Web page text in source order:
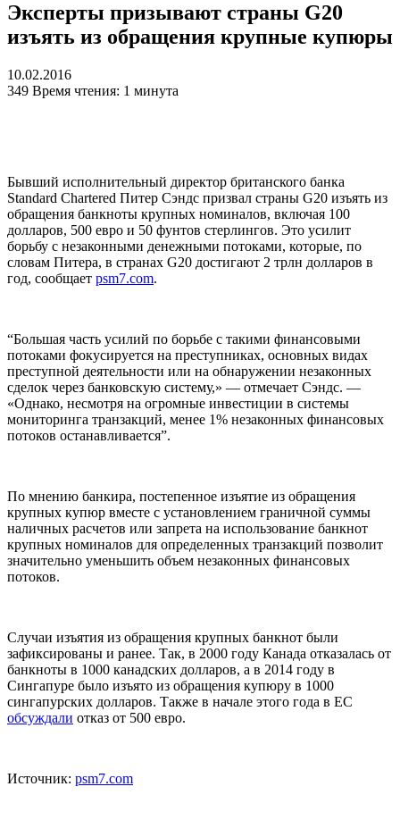
Эксперты призывают страны G20
изъять из обращения крупные купюры
10.02.2016
349 Время чтения: 1 минута
Бывший исполнительный директор британского банка
Standard Chartered Питер Сэндс призвал страны G20 изъять из
обращения банкноты крупных номиналов, включая 100
долларов, 500 евро и 50 фунтов стерлингов. Это усилит
борьбу с незаконными денежными потоками, которые, по
словам Питера, в странах G20 достигают 2 трлн долларов в
год, сообщает psm7.com.
“Большая часть усилий по борьбе с такими финансовыми
потоками фокусируется на преступниках, основных видах
преступной деятельности или на обнаружении незаконных
сделок через банковскую систему,» — отмечает Сэндс. —
«Однако, несмотря на огромные инвестиции в системы
мониторинга транзакций, менее 1% незаконных финансовых
потоков останавливается”.
По мнению банкира, постепенное изъятие из обращения
крупных купюр вместе с установлением граничной суммы
наличных расчетов или запрета на использование банкнот
крупных номиналов для определенных транзакций позволит
значительно уменьшить объем незаконных финансовых
потоков.
Случаи изъятия из обращения крупных банкнот были
зафиксированы и ранее. Так, в 2000 году Канада отказалась от
банкноты в 1000 канадских долларов, а в 2014 году в
Сингапуре было изъято из обращения купюру в 1000
сингапурских долларов. Также в начале этого года в ЕС
обсуждали отказ от 500 евро.
Источник: psm7.com